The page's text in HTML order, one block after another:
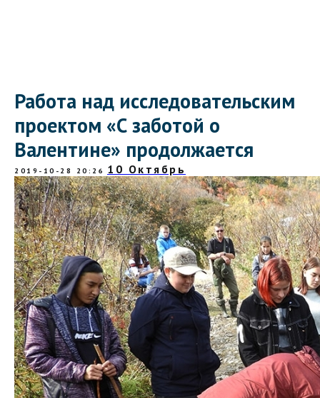
Работа над исследовательским
проектом «С заботой о
Валентине» продолжается
2019-10-28 20:26 10 Октябрь